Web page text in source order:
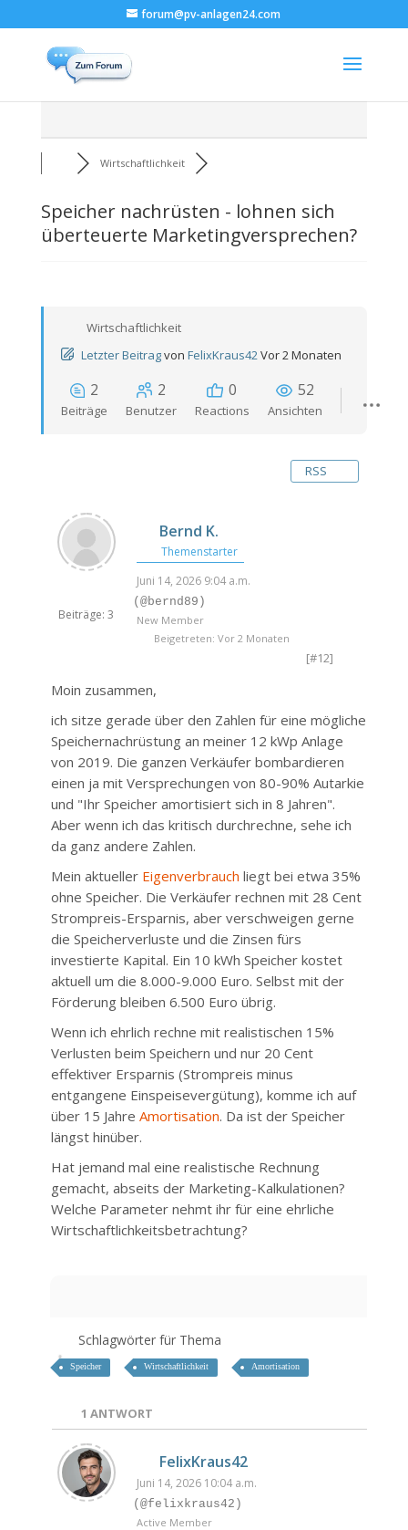
forum@pv-anlagen24.com
Wirtschaftlichkeit
Speicher nachrüsten - lohnen sich
überteuerte Marketingversprechen?
Wirtschaftlichkeit
Letzter Beitragvon FelixKraus42Vor 2 Monaten
2
Beiträge
2
Benutzer
0
Reactions
52
Ansichten
RSS
Beiträge: 3
Bernd K.
Themenstarter
Juni 14, 2026 9:04 a.m.
(@bernd89)
New Member
Beigetreten: Vor 2 Monaten
[#12]
Moin zusammen,
ich sitze gerade über den Zahlen für eine mögliche
Speichernachrüstung an meiner 12 kWp Anlage
von 2019. Die ganzen Verkäufer bombardieren
einen ja mit Versprechungen von 80-90% Autarkie
und "Ihr Speicher amortisiert sich in 8 Jahren".
Aber wenn ich das kritisch durchrechne, sehe ich
da ganz andere Zahlen.
Mein aktueller Eigenverbrauch liegt bei etwa 35%
ohne Speicher. Die Verkäufer rechnen mit 28 Cent
Strompreis-Ersparnis, aber verschweigen gerne
die Speicherverluste und die Zinsen fürs
investierte Kapital. Ein 10 kWh Speicher kostet
aktuell um die 8.000-9.000 Euro. Selbst mit der
Förderung bleiben 6.500 Euro übrig.
Wenn ich ehrlich rechne mit realistischen 15%
Verlusten beim Speichern und nur 20 Cent
effektiver Ersparnis (Strompreis minus
entgangene Einspeisevergütung), komme ich auf
über 15 Jahre Amortisation. Da ist der Speicher
längst hinüber.
Hat jemand mal eine realistische Rechnung
gemacht, abseits der Marketing-Kalkulationen?
Welche Parameter nehmt ihr für eine ehrliche
Wirtschaftlichkeitsbetrachtung?
Schlagwörter für Thema
Speicher Wirtschaftlichkeit Amortisation
1 ANTWORT
FelixKraus42
Juni 14, 2026 10:04 a.m.
(@felixkraus42)
Active Member